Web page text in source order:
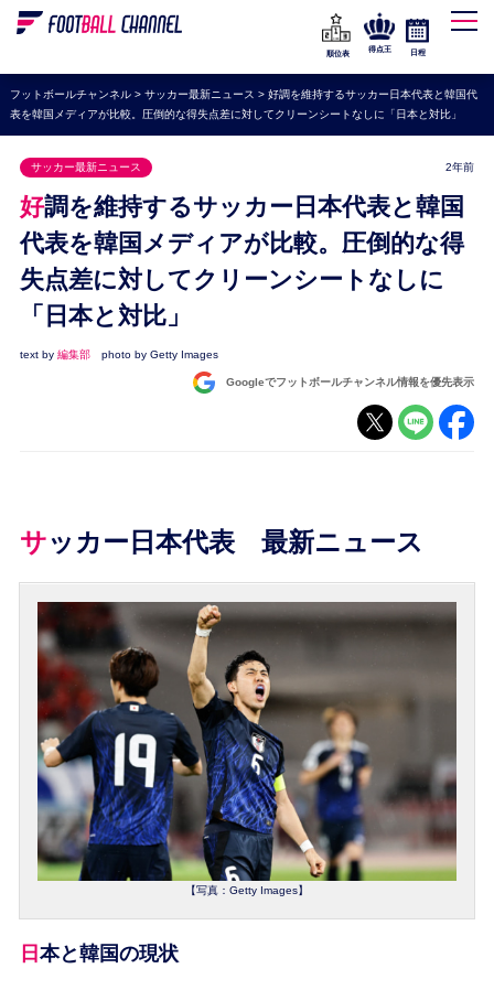
WEリーグ
海外サッカー
プレミアリーグ
ラ・リーガ
セリエA
ブンデスリーガ
UEFA
ナショナルチーム
高校サッカー
順位表
得点王 日程
フットボールチャンネル> サッカー最新ニュース > 好調を維持するサッカー日本代表と韓国代
表を韓国メディアが比較。圧倒的な得失点差に対してクリーンシートなしに「日本と対比」
サッカー最新ニュース 2年前
好調を維持するサッカー日本代表と韓国
代表を韓国メディアが比較。圧倒的な得
失点差に対してクリーンシートなしに
「日本と対比」
text by 編集部 photo by Getty Images
Googleでフットボールチャンネル情報を優先表示
サッカー日本代表 最新ニュース
【写真：Getty Images】
日本と韓国の現状